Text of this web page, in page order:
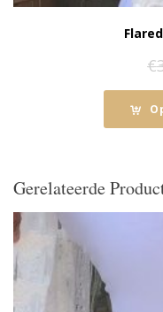
€
Gerelateerde